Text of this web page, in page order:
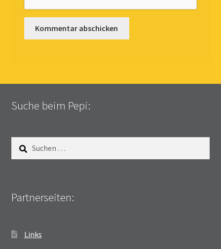
Suche beim Pepi:
Suchen
nach:
Partnerseiten:
Links